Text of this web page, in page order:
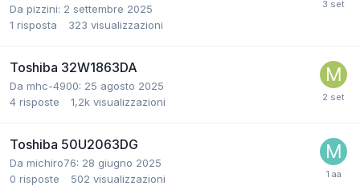
Da pizzini: 2 settembre 2025
1 risposta 323 visualizzazioni
Toshiba 32W1863DA
Da mhc-4900: 25 agosto 2025
4 risposte 1,2k visualizzazioni
Toshiba 50U2063DG
Da michiro76: 28 giugno 2025
0 risposte 502 visualizzazioni